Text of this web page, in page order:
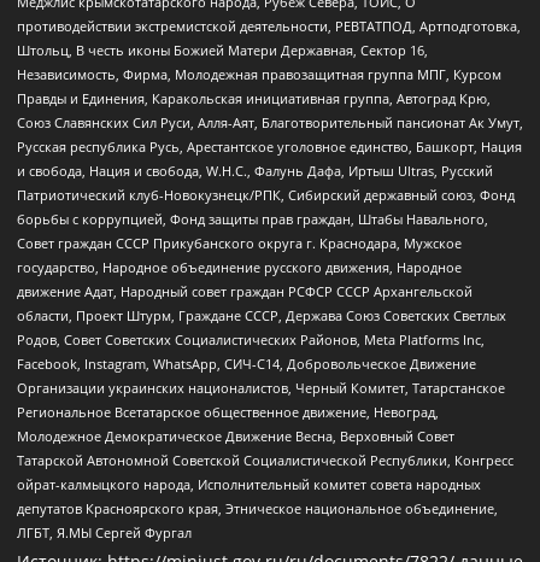
противодействии экстремистской деятельности, РЕВТАТПОД, Артподготовка,
Штольц, В честь иконы Божией Матери Державная, Сектор 16,
Независимость, Фирма, Молодежная правозащитная группа МПГ, Курсом
Правды и Единения, Каракольская инициативная группа, Автоград Крю,
Союз Славянских Сил Руси, Алля-Аят, Благотворительный пансионат Ак Умут,
Русская республика Русь, Арестантское уголовное единство, Башкорт, Нация
и свобода, Нация и свобода, W.H.С., Фалунь Дафа, Иртыш Ultras, Русский
Патриотический клуб-Новокузнецк/РПК, Сибирский державный союз, Фонд
борьбы с коррупцией, Фонд защиты прав граждан, Штабы Навального,
Совет граждан СССР Прикубанского округа г. Краснодара, Мужское
государство, Народное объединение русского движения, Народное
движение Адат, Народный совет граждан РСФСР СССР Архангельской
области, Проект Штурм, Граждане СССР, Держава Союз Советских Светлых
Родов, Совет Советских Социалистических Районов, Meta Platforms Inc,
Facebook, Instagram, WhatsApp, СИЧ-С14, Добровольческое Движение
Организации украинских националистов, Черный Комитет, Татарстанское
Региональное Всетатарское общественное движение, Невоград,
Молодежное Демократическое Движение Весна, Верховный Совет
Татарской Автономной Советской Социалистической Республики, Конгресс
ойрат-калмыцкого народа, Исполнительный комитет совета народных
депутатов Красноярского края, Этническое национальное объединение,
ЛГБТ, Я.МЫ Сергей Фургал